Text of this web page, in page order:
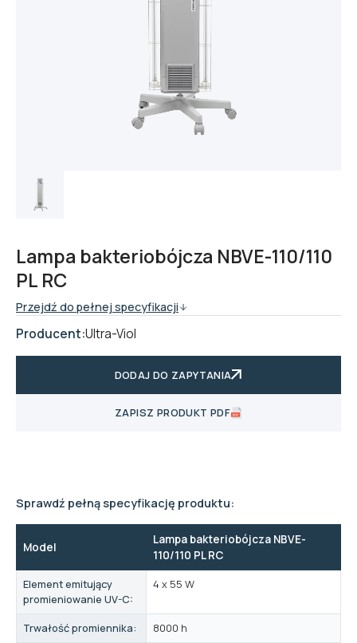
Lampa bakteriobójcza NBVE-110/110
PL RC
Przejdź do pełnej specyfikacji
Producent:Ultra-Viol
DODAJ DO ZAPYTANIA
ZAPISZ PRODUKT PDF
Sprawdź pełną specyfikację produktu:
Model
Lampa bakteriobójcza NBVE-
110/110 PL RC
Element emitujący
promieniowanie UV-C:
4 x 55 W
Trwałość promiennika:
8000 h